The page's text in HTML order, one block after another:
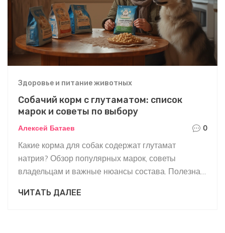
Здоровье и питание животных
Собачий корм с глутаматом: список
марок и советы по выбору
Алексей Батаев 0
Какие корма для собак содержат глутамат
натрия? Обзор популярных марок, советы
владельцам и важные нюансы состава. Полезная
ЧИТАТЬ ДАЛЕЕ